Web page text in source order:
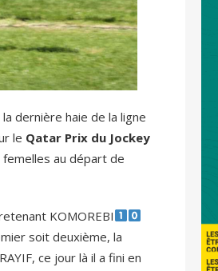
dernière haie de la ligne
le Qatar Prix du Jockey
au départ de
KOMOREBI
soit deuxième, la
ce jour là il a fini en